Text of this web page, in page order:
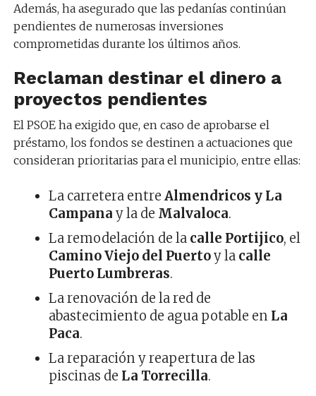
Además, ha asegurado que las pedanías continúan
pendientes de numerosas inversiones
comprometidas durante los últimos años.
Reclaman destinar el dinero a
proyectos pendientes
El PSOE ha exigido que, en caso de aprobarse el
préstamo, los fondos se destinen a actuaciones que
consideran prioritarias para el municipio, entre ellas:
La carretera entre Almendricos y La
Campana y la de Malvaloca.
La remodelación de la calle Portijico, el
Camino Viejo del Puertoy la calle
Puerto Lumbreras.
La renovación de la red de
abastecimiento de agua potable en La
Paca.
La reparación y reapertura de las
piscinas de La Torrecilla.